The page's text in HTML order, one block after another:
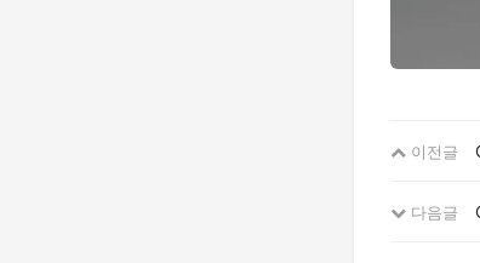
이전글
다음글